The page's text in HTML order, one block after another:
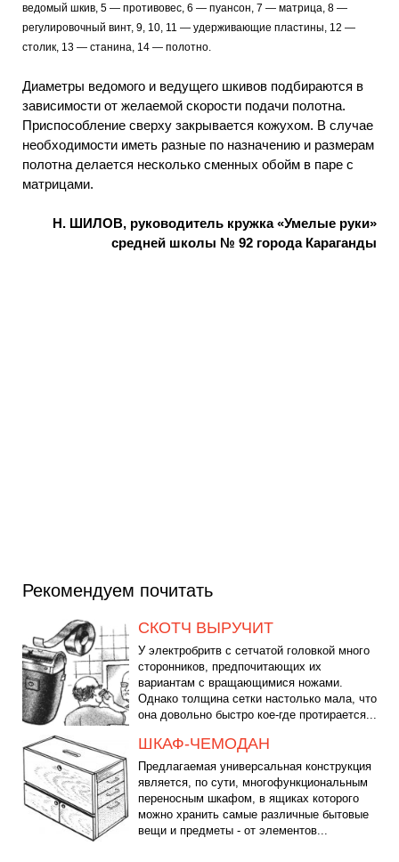
ведомый шкив, 5 — противовес, 6 — пуансон, 7 — матрица, 8 —
регулировочный винт, 9, 10, 11 — удерживающие пластины, 12 —
столик, 13 — станина, 14 — полотно.
Диаметры ведомого и ведущего шкивов подбираются в
зависимости от желаемой скорости подачи полотна.
Приспособление сверху закрывается кожухом. В случае
необходимости иметь разные по назначению и размерам
полотна делается несколько сменных обойм в паре с
матрицами.
Н. ШИЛОВ, руководитель кружка «Умелые руки»
средней школы № 92 города Караганды
Рекомендуем почитать
СКОТЧ ВЫРУЧИТ
У электробритв с сетчатой головкой много
сторонников, предпочитающих их
вариантам с вращающимися ножами.
Однако толщина сетки настолько мала, что
она довольно быстро кое-где протирается...
ШКАФ-ЧЕМОДАН
Предлагаемая универсальная конструкция
является, по сути, многофункциональным
переносным шкафом, в ящиках которого
можно хранить самые различные бытовые
вещи и предметы - от элементов...